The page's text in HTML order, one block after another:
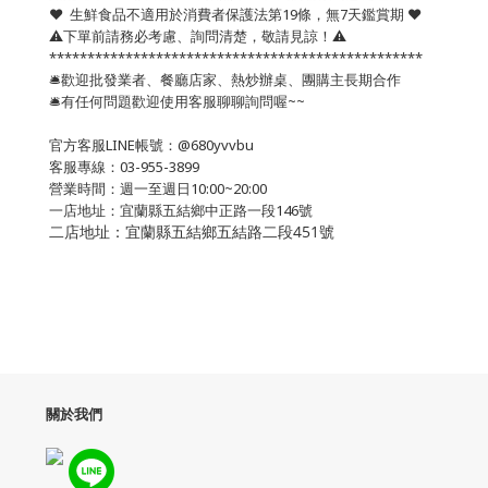
❤️ 生鮮食品不適用於消費者保護法第19條，無7天鑑賞期 ❤️
⚠️下單前請務必考慮、詢問清楚，敬請見諒！⚠️
*************************************************
🛎歡迎批發業者、餐廳店家、熱炒辦桌、團購主長期合作
🛎有任何問題歡迎使用客服聊聊詢問喔~~
官方客服LINE帳號：@680yvvbu
客服專線：03-955-3899
營業時間：週一至週日10:00~20:00
一店地址：宜蘭縣五結鄉中正路一段146號
二店地址：宜蘭縣五結鄉五結路二段451號
關於我們